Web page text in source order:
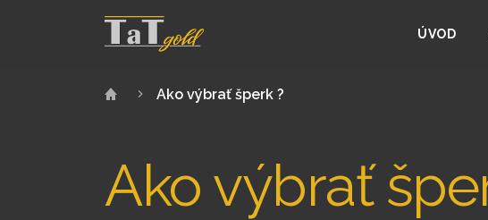
ÚVOD
Ako výbrať šperk ?
Ako výbrať